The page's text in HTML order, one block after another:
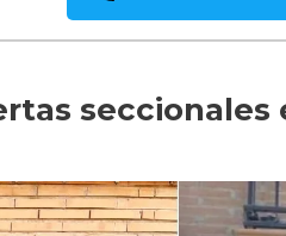
seccionales